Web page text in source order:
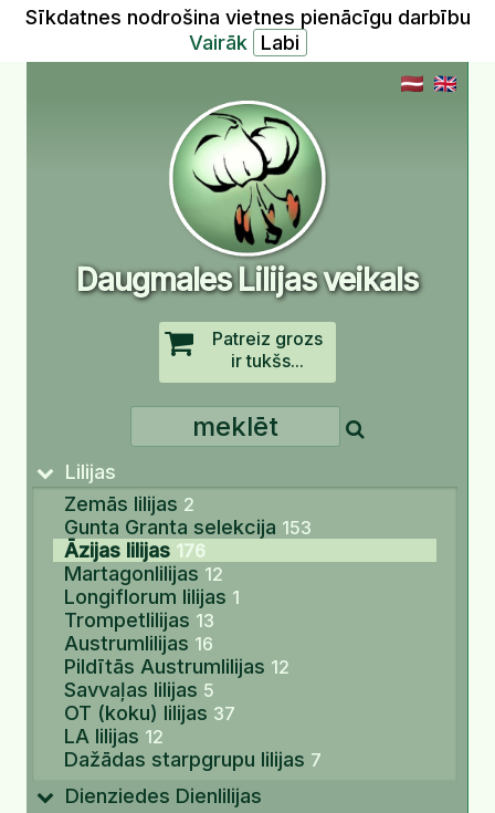
Sīkdatnes nodrošina vietnes pienācīgu darbību
Vairāk
Daugmales Lilijas veikals
Patreiz grozs
ir tukšs...
Lilijas
Zemās lilijas 2
Gunta Granta selekcija 153
Āzijas lilijas 176
Martagonlilijas 12
Longiflorum lilijas 1
Trompetlilijas 13
Austrumlilijas 16
Pildītās Austrumlilijas 12
Savvaļas lilijas 5
OT (koku) lilijas 37
LA lilijas 12
Dažādas starpgrupu lilijas 7
Dienziedes Dienlilijas